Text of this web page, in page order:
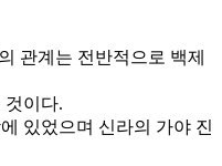
관계는 전반적으로 백제
것이다.
있었으며 신라의 가야 진